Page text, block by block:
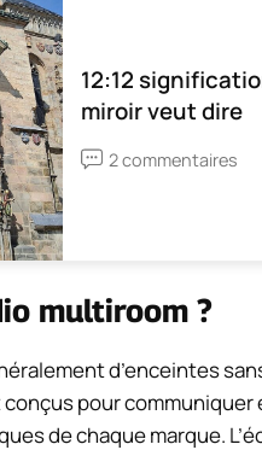
12:12
miroir veut dire
2 commentaires
multiroom ?
d’enceintes
pour communiquer
de chaque marque.